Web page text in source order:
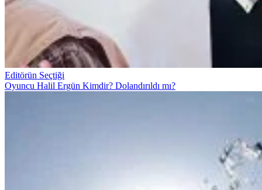
Editörün Seçtiği
Oyuncu Halil Ergün Kimdir? Dolandırıldı mı?